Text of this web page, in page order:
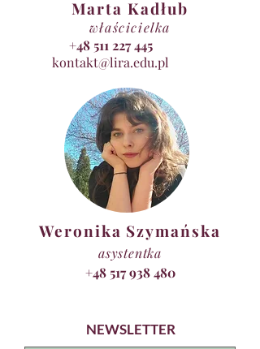
Marta Kadłub
właścicielka
+48 511 227 445
kontakt@lira.edu.pl
Weronika Szymańska
asystentka
+48 517 938 480
NEWSLETTER